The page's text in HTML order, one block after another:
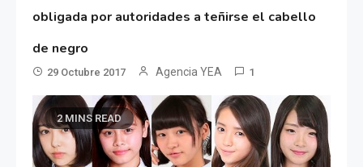
obligada por autoridades a teñirse el cabello
de negro
29 Octubre 2017 Agencia YEA 1
2 MINS READ